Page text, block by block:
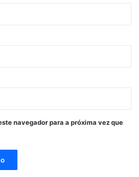
navegador para a próxima vez que